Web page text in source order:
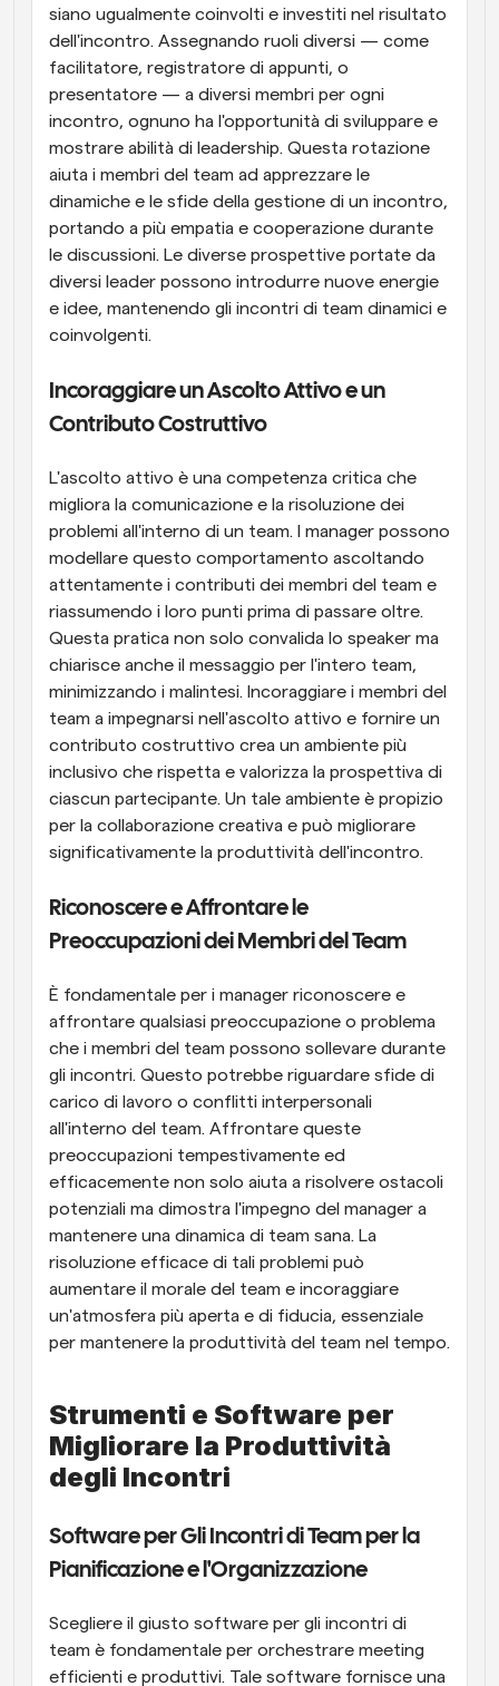
siano ugualmente coinvolti e investiti nel risultato
dell'incontro. Assegnando ruoli diversi — come
facilitatore, registratore di appunti, o
presentatore — a diversi membri per ogni
incontro, ognuno ha l'opportunità di sviluppare e
mostrare abilità di leadership. Questa rotazione
aiuta i membri del team ad apprezzare le
dinamiche e le sfide della gestione di un incontro,
portando a più empatia e cooperazione durante
le discussioni. Le diverse prospettive portate da
diversi leader possono introdurre nuove energie
e idee, mantenendo gli incontri di team dinamici e
coinvolgenti.
Incoraggiare un Ascolto Attivo e un
Contributo Costruttivo
L'ascolto attivo è una competenza critica che
migliora la comunicazione e la risoluzione dei
problemi all'interno di un team. I manager possono
modellare questo comportamento ascoltando
attentamente i contributi dei membri del team e
riassumendo i loro punti prima di passare oltre.
Questa pratica non solo convalida lo speaker ma
chiarisce anche il messaggio per l'intero team,
minimizzando i malintesi. Incoraggiare i membri del
team a impegnarsi nell'ascolto attivo e fornire un
contributo costruttivo crea un ambiente più
inclusivo che rispetta e valorizza la prospettiva di
ciascun partecipante. Un tale ambiente è propizio
per la collaborazione creativa e può migliorare
significativamente la produttività dell'incontro.
Riconoscere e Affrontare le
Preoccupazioni dei Membri del Team
È fondamentale per i manager riconoscere e
affrontare qualsiasi preoccupazione o problema
che i membri del team possono sollevare durante
gli incontri. Questo potrebbe riguardare sfide di
carico di lavoro o conflitti interpersonali
all'interno del team. Affrontare queste
preoccupazioni tempestivamente ed
efficacemente non solo aiuta a risolvere ostacoli
potenziali ma dimostra l'impegno del manager a
mantenere una dinamica di team sana. La
risoluzione efficace di tali problemi può
aumentare il morale del team e incoraggiare
un'atmosfera più aperta e di fiducia, essenziale
per mantenere la produttività del team nel tempo.
Strumenti e Software per
Migliorare la Produttività
degli Incontri
Software per Gli Incontri di Team per la
Pianificazione e l'Organizzazione
Scegliere il giusto software per gli incontri di
team è fondamentale per orchestrare meeting
efficienti e produttivi. Tale software fornisce una